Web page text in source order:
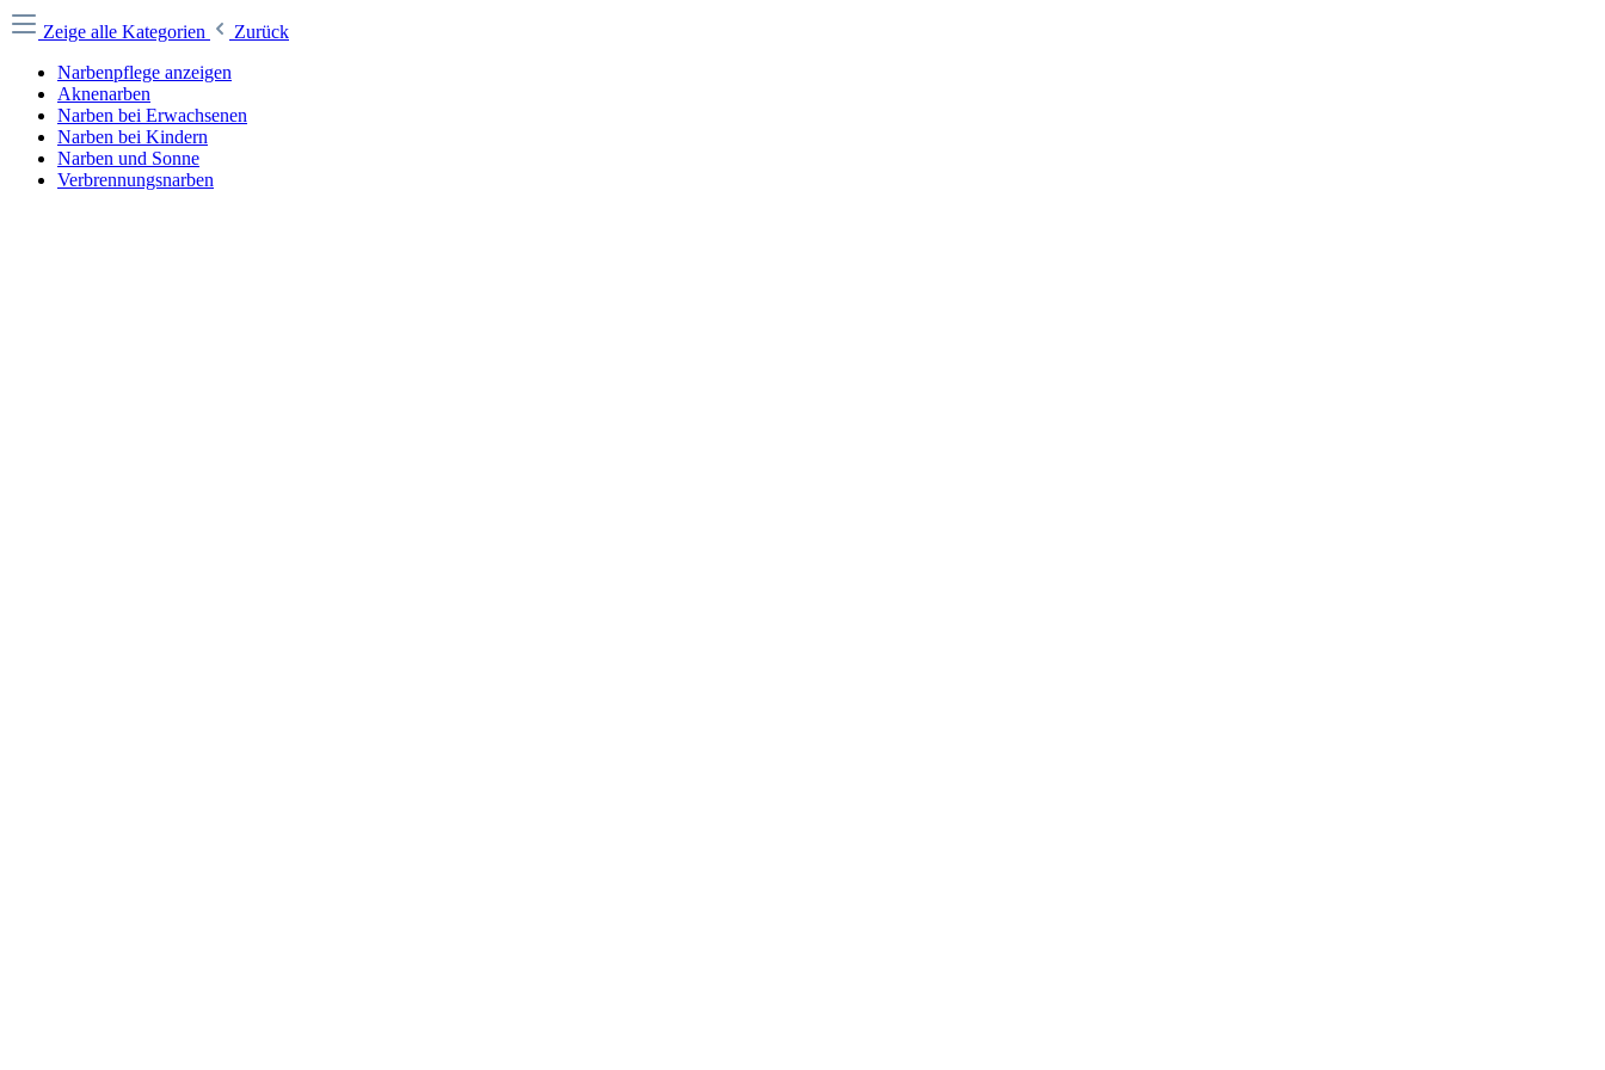
Zeige alle Kategorien
Zurück
Narbenpflege anzeigen
Aknenarben
Narben bei Erwachsenen
Narben bei Kindern
Narben und Sonne
Verbrennungsnarben